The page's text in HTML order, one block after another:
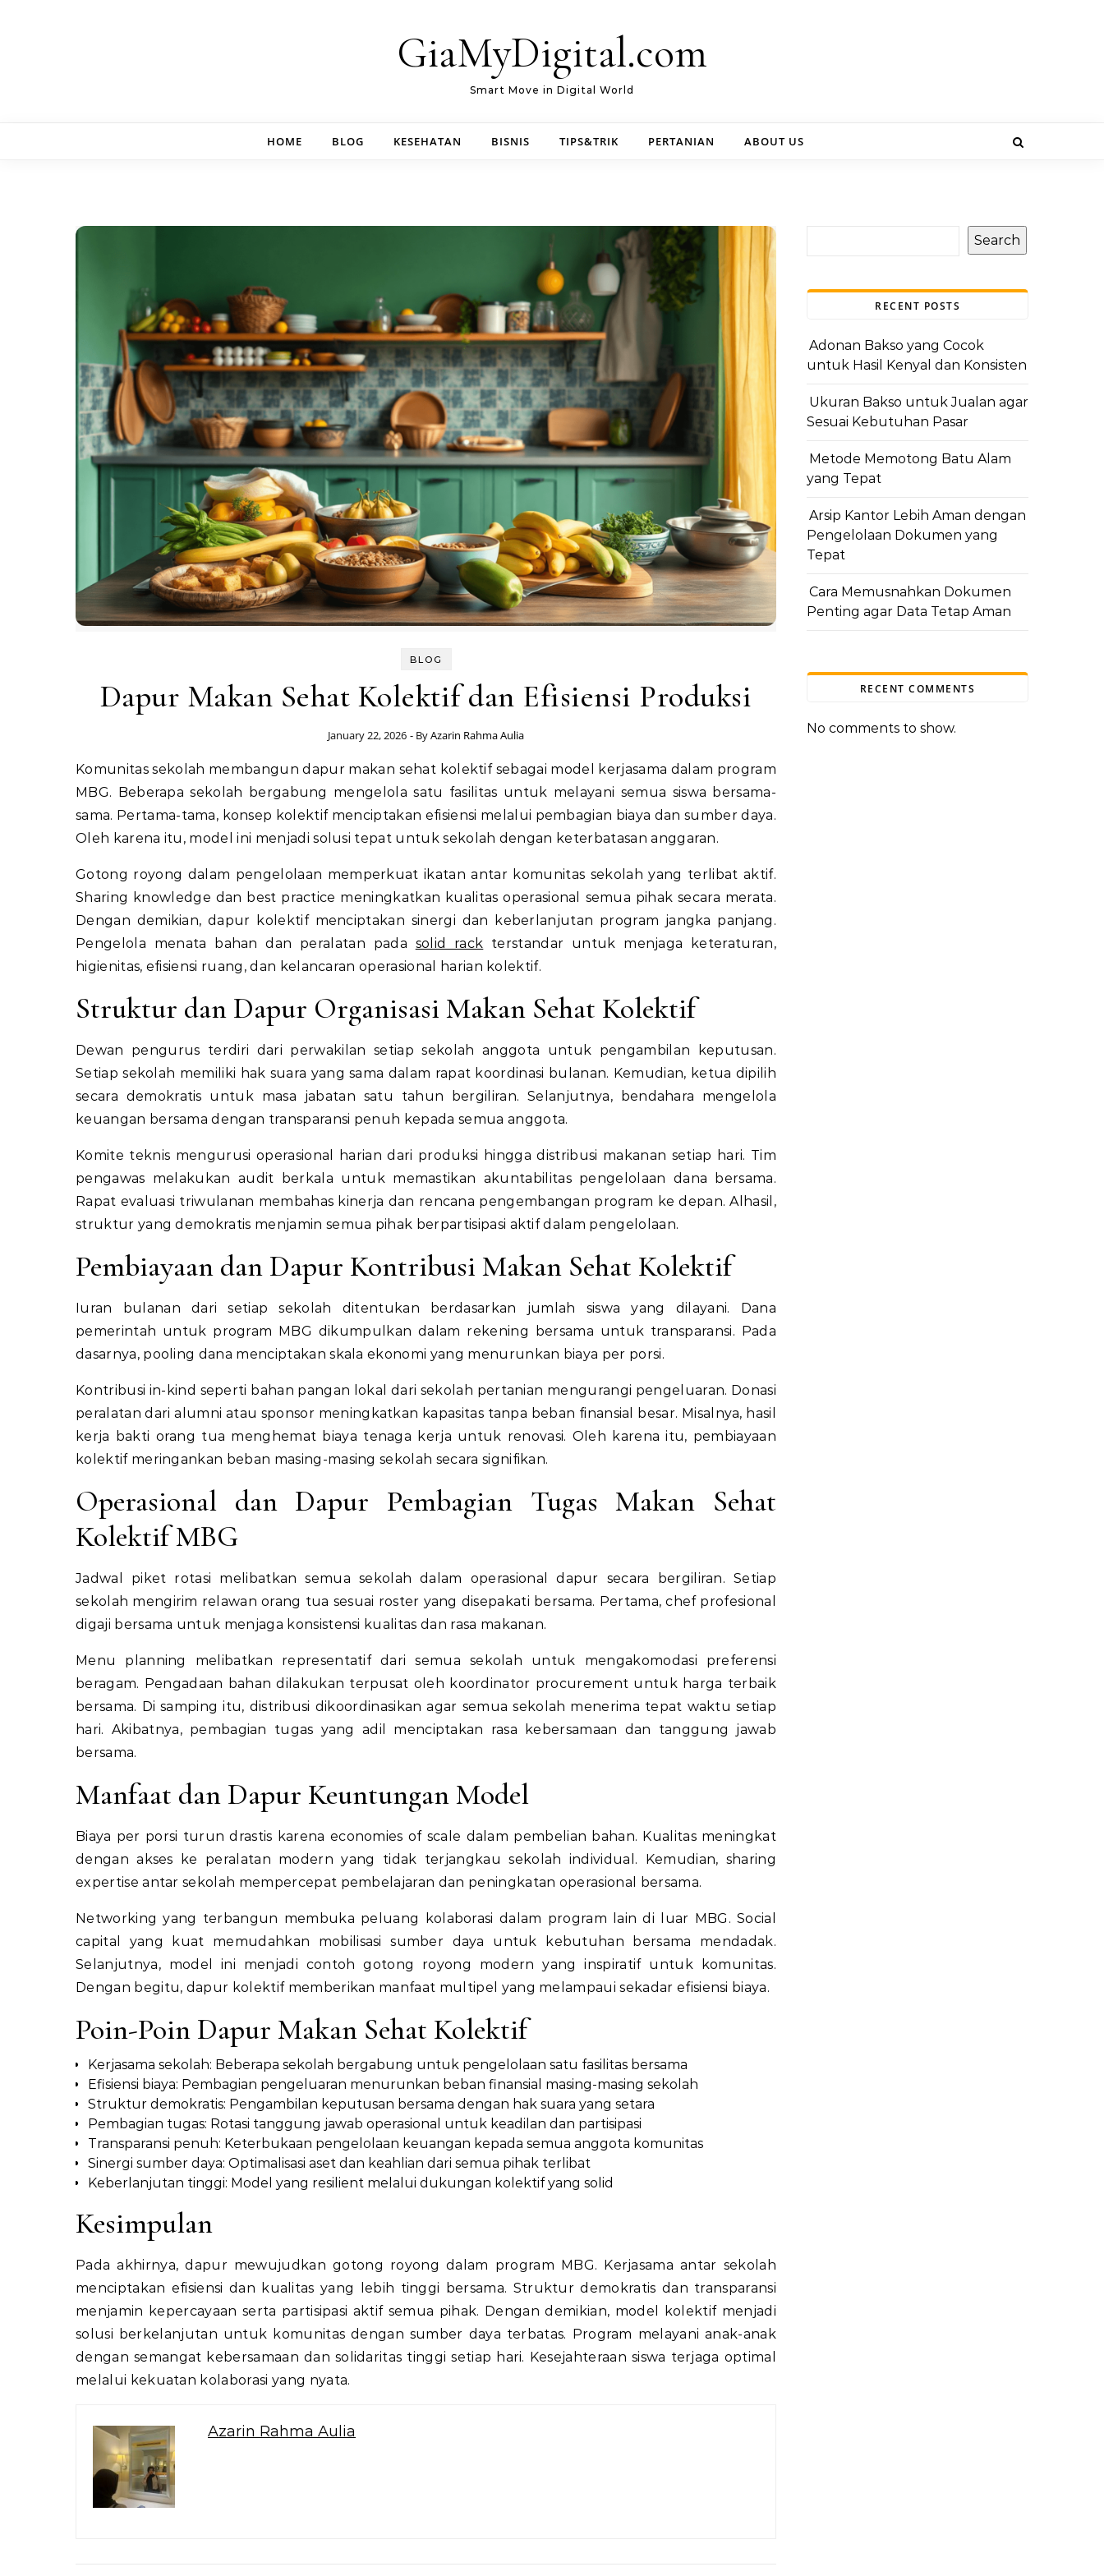
GiaMyDigital.com
Smart Move in Digital World
HOME BLOG KESEHATAN BISNIS TIPS&TRIK PERTANIAN ABOUT US
BLOG
Dapur Makan Sehat Kolektif dan Efisiensi Produksi
January 22, 2026 - ByAzarin Rahma Aulia
Komunitas sekolah membangun dapur makan sehat kolektif sebagai model kerjasama dalam program
MBG. Beberapa sekolah bergabung mengelola satu fasilitas untuk melayani semua siswa bersama-
sama. Pertama-tama, konsep kolektif menciptakan efisiensi melalui pembagian biaya dan sumber daya.
Oleh karena itu, model ini menjadi solusi tepat untuk sekolah dengan keterbatasan anggaran.
Gotong royong dalam pengelolaan memperkuat ikatan antar komunitas sekolah yang terlibat aktif.
Sharing knowledge dan best practice meningkatkan kualitas operasional semua pihak secara merata.
Dengan demikian, dapur kolektif menciptakan sinergi dan keberlanjutan program jangka panjang.
Pengelola menata bahan dan peralatan pada solid rack terstandar untuk menjaga keteraturan,
higienitas, efisiensi ruang, dan kelancaran operasional harian kolektif.
Struktur dan Dapur Organisasi Makan Sehat Kolektif
Dewan pengurus terdiri dari perwakilan setiap sekolah anggota untuk pengambilan keputusan.
Setiap sekolah memiliki hak suara yang sama dalam rapat koordinasi bulanan. Kemudian, ketua dipilih
secara demokratis untuk masa jabatan satu tahun bergiliran. Selanjutnya, bendahara mengelola
keuangan bersama dengan transparansi penuh kepada semua anggota.
Komite teknis mengurusi operasional harian dari produksi hingga distribusi makanan setiap hari. Tim
pengawas melakukan audit berkala untuk memastikan akuntabilitas pengelolaan dana bersama.
Rapat evaluasi triwulanan membahas kinerja dan rencana pengembangan program ke depan. Alhasil,
struktur yang demokratis menjamin semua pihak berpartisipasi aktif dalam pengelolaan.
Pembiayaan dan Dapur Kontribusi Makan Sehat Kolektif
Iuran bulanan dari setiap sekolah ditentukan berdasarkan jumlah siswa yang dilayani. Dana
pemerintah untuk program MBG dikumpulkan dalam rekening bersama untuk transparansi. Pada
dasarnya, pooling dana menciptakan skala ekonomi yang menurunkan biaya per porsi.
Kontribusi in-kind seperti bahan pangan lokal dari sekolah pertanian mengurangi pengeluaran. Donasi
peralatan dari alumni atau sponsor meningkatkan kapasitas tanpa beban finansial besar. Misalnya, hasil
kerja bakti orang tua menghemat biaya tenaga kerja untuk renovasi. Oleh karena itu, pembiayaan
kolektif meringankan beban masing-masing sekolah secara signifikan.
Operasional dan Dapur Pembagian Tugas Makan Sehat
Kolektif MBG
Jadwal piket rotasi melibatkan semua sekolah dalam operasional dapur secara bergiliran. Setiap
sekolah mengirim relawan orang tua sesuai roster yang disepakati bersama. Pertama, chef profesional
digaji bersama untuk menjaga konsistensi kualitas dan rasa makanan.
Menu planning melibatkan representatif dari semua sekolah untuk mengakomodasi preferensi
beragam. Pengadaan bahan dilakukan terpusat oleh koordinator procurement untuk harga terbaik
bersama. Di samping itu, distribusi dikoordinasikan agar semua sekolah menerima tepat waktu setiap
hari. Akibatnya, pembagian tugas yang adil menciptakan rasa kebersamaan dan tanggung jawab
bersama.
Manfaat dan Dapur Keuntungan Model
Biaya per porsi turun drastis karena economies of scale dalam pembelian bahan. Kualitas meningkat
dengan akses ke peralatan modern yang tidak terjangkau sekolah individual. Kemudian, sharing
expertise antar sekolah mempercepat pembelajaran dan peningkatan operasional bersama.
Networking yang terbangun membuka peluang kolaborasi dalam program lain di luar MBG. Social
capital yang kuat memudahkan mobilisasi sumber daya untuk kebutuhan bersama mendadak.
Selanjutnya, model ini menjadi contoh gotong royong modern yang inspiratif untuk komunitas.
Dengan begitu, dapur kolektif memberikan manfaat multipel yang melampaui sekadar efisiensi biaya.
Poin-Poin Dapur Makan Sehat Kolektif
Kerjasama sekolah: Beberapa sekolah bergabung untuk pengelolaan satu fasilitas bersama
Efisiensi biaya: Pembagian pengeluaran menurunkan beban finansial masing-masing sekolah
Struktur demokratis: Pengambilan keputusan bersama dengan hak suara yang setara
Pembagian tugas: Rotasi tanggung jawab operasional untuk keadilan dan partisipasi
Transparansi penuh: Keterbukaan pengelolaan keuangan kepada semua anggota komunitas
Sinergi sumber daya: Optimalisasi aset dan keahlian dari semua pihak terlibat
Keberlanjutan tinggi: Model yang resilient melalui dukungan kolektif yang solid
Kesimpulan
Pada akhirnya, dapur mewujudkan gotong royong dalam program MBG. Kerjasama antar sekolah
menciptakan efisiensi dan kualitas yang lebih tinggi bersama. Struktur demokratis dan transparansi
menjamin kepercayaan serta partisipasi aktif semua pihak. Dengan demikian, model kolektif menjadi
solusi berkelanjutan untuk komunitas dengan sumber daya terbatas. Program melayani anak-anak
dengan semangat kebersamaan dan solidaritas tinggi setiap hari. Kesejahteraan siswa terjaga optimal
melalui kekuatan kolaborasi yang nyata.
Azarin Rahma Aulia
Search
RECENT POSTS
Adonan Bakso yang Cocok
untuk Hasil Kenyal dan Konsisten
Ukuran Bakso untuk Jualan agar
Sesuai Kebutuhan Pasar
Metode Memotong Batu Alam
yang Tepat
Arsip Kantor Lebih Aman dengan
Pengelolaan Dokumen yang
Tepat
Cara Memusnahkan Dokumen
Penting agar Data Tetap Aman
RECENT COMMENTS
No comments to show.